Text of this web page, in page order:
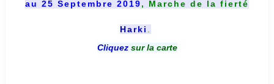
au 25 Septembre 2019, Marche de la fierté
Harki
Cliquez sur la carte